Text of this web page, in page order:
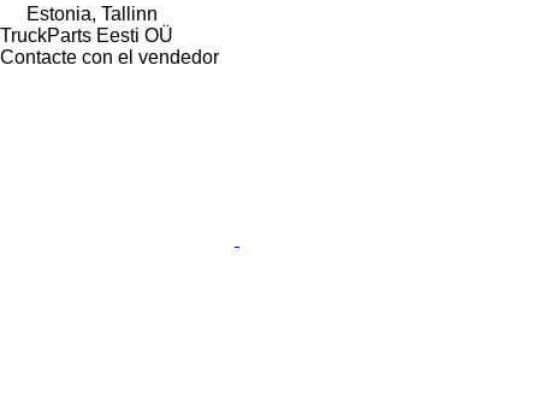
Estonia, Tallinn
TruckParts Eesti OÜ
Contacte con el vendedor